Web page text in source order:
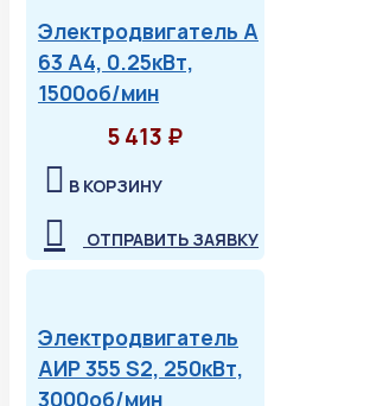
Электродвигатель А
63 А4, 0.25кВт,
1500об/мин
5 413 ₽
В КОРЗИНУ
ОТПРАВИТЬ ЗАЯВКУ
Электродвигатель
АИР 355 S2, 250кВт,
3000об/мин